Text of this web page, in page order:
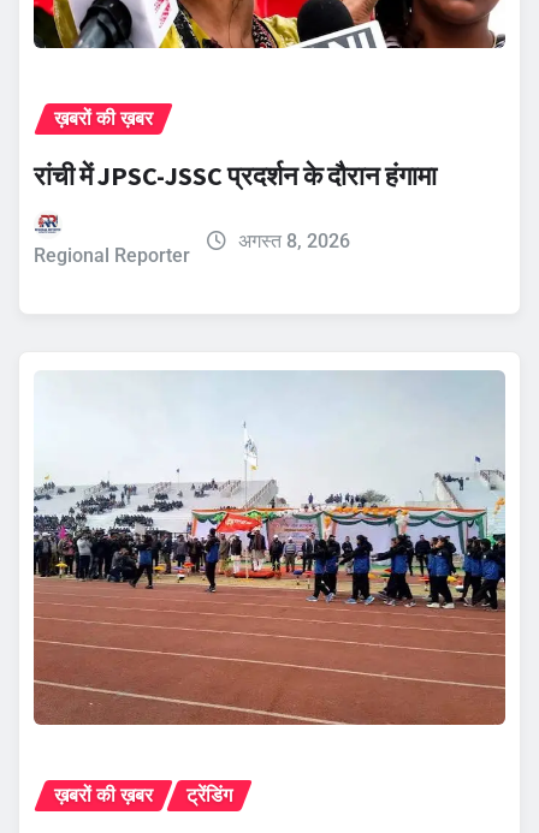
ख़बरों की ख़बर
रांची में JPSC-JSSC प्रदर्शन के दौरान हंगामा
Regional Reporter
अगस्त 8, 2026
ख़बरों की ख़बर ट्रेंडिंग